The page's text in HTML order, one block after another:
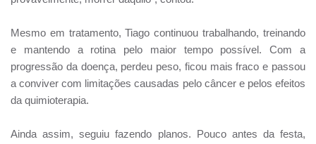
Mesmo em tratamento, Tiago continuou trabalhando, treinando
e mantendo a rotina pelo maior tempo possível. Com a
progressão da doença, perdeu peso, ficou mais fraco e passou
a conviver com limitações causadas pelo câncer e pelos efeitos
da quimioterapia.
Ainda assim, seguiu fazendo planos. Pouco antes da festa,